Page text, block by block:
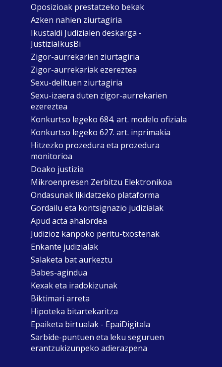
Oposizioak prestatzeko bekak
Azken nahien ziurtagiria
Ikustaldi Judizialen deskarga -
JustiziaIkusBi
Zigor-aurrekarien ziurtagiria
Zigor-aurrekariak ezereztea
Sexu-delituen ziurtagiria
Sexu-izaera duten zigor-aurrekarien
ezereztea
Konkurtso legeko 684. art. modelo ofiziala
Konkurtso legeko 627. art. inprimakia
Hitzezko prozedura eta prozedura
monitorioa
Doako justizia
Mikroenpresen Zerbitzu Elektronikoa
Ondasunak likidatzeko plataforma
Gordailu eta kontsignazio judizialak
Apud acta ahalordea
Judizioz kanpoko peritu-txostenak
Enkante judizialak
Salaketa bat aurkeztu
Babes-agindua
Kexak eta iradokizunak
Biktimari arreta
Hipoteka bitartekaritza
Epaiketa birtualak - EpaiDigitala
Sarbide-puntuen eta leku seguruen
erantzukizunpeko adierazpena